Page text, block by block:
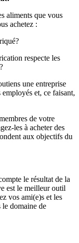
aliments que vous
achetez :
respecte les
une entreprise
et, ce faisant,
de votre
les à acheter des
aux objectifs du
le résultat de la
est le meilleur outil
vos ami(e)s et les
domaine de